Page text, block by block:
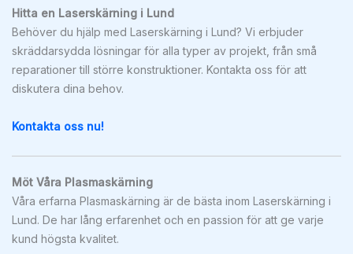
Hitta en Laserskärning i Lund
Behöver du hjälp med Laserskärning i Lund? Vi erbjuder
skräddarsydda lösningar för alla typer av projekt, från små
reparationer till större konstruktioner. Kontakta oss för att
diskutera dina behov.
Kontakta oss nu!
Möt Våra Plasmaskärning
Våra erfarna Plasmaskärning är de bästa inom Laserskärning i
Lund. De har lång erfarenhet och en passion för att ge varje
kund högsta kvalitet.